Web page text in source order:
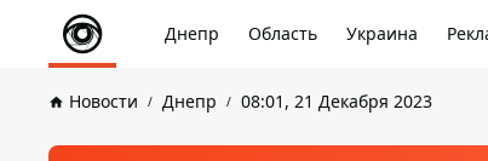
Днепр Область Украина
Новости Днепр 08:01, 21 Декабря 2023